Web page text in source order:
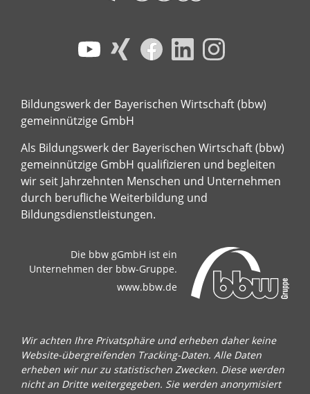
Bildungswerk der Bayerischen Wirtschaft (bbw)
gemeinnützige GmbH
Als Bildungswerk der Bayerischen Wirtschaft (bbw)
gemeinnützige GmbH qualifizieren und begleiten
wir seit Jahrzehnten Menschen und Unternehmen
durch berufliche Weiterbildung und
Bildungsdienstleistungen.
Die bbw gGmbH ist ein
Unternehmen der bbw-Gruppe.
www.bbw.de
Wir achten Ihre Privatsphäre und erheben daher keine
Website-übergreifenden Tracking-Daten. Alle Daten
erheben wir nur zu statistischen Zwecken. Diese werden
nicht an Dritte weitergegeben. Sie werden anonymisiert